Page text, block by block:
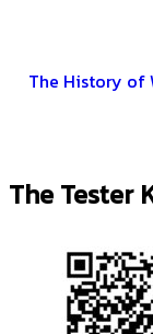
The History of
The Tester